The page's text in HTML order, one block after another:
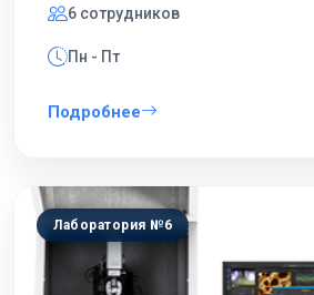
6 сотрудников
Пн - Пт
Подробнее
Лаборатория №6